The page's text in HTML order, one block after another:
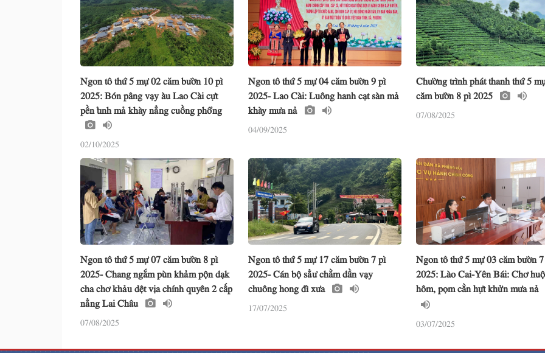
Ngon tô thứ 5 mự 02 căm bườn 10 pì
2025: Bón pâng vạy àu Lao Cài cựt
pền tỉnh mả khày nẳng cuồng phổng
02/10/2025
Ngon tô thứ 5 mự 04 căm bườn 9 pì
2025- Lao Cài: Luông hanh cạt sàn mả
khày mưa nả
04/09/2025
Chường trình phát thanh thứ 5
căm bườn 8 pì 2025
07/08/2025
Ngon tô thứ 5 mự 07 căm bườn 8 pì
2025- Chang ngắm pùn khảm pộn dạk
cha chơ khảu dệt vịa chính quyên 2 cấp
nẳng Lai Châu
07/08/2025
Ngon tô thứ 5 mự 17 căm bườn 7 pì
2025- Cán bộ sẳư chằm dần vạy
chuông hong đì xưa
17/07/2025
Ngon tô thứ 5 mự 03 căm bườn
2025: Lào Cai-Yên Bái: Chơ
hôm, pọm cằn hựt khửn mưa nả
03/07/2025